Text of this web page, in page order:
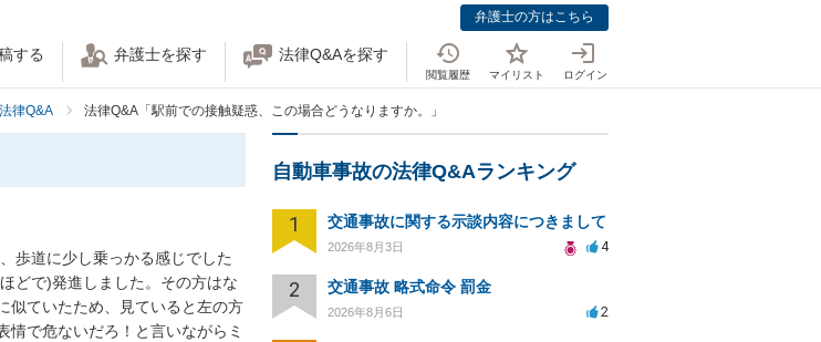
弁護士の方はこちら
する 弁護士を探す 法律Q&Aを探す
閲覧履歴 マイリスト ログイン
律Q&A 法律Q&A「駅前での接触疑惑、この場合どうなりますか。」
歩道に少し乗っかる感じでした
どで)発進しました。その方はな
似ていたため、見ていると左の方
で危ないだろ！と言いながらミ
自動車事故の法律Q&Aランキング
1 交通事故に関する示談内容につきまして
2026年8月3日 4
2 交通事故 略式命令 罰金
2026年8月6日 2